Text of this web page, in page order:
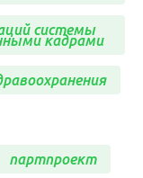
системы
кадрами
партпроект